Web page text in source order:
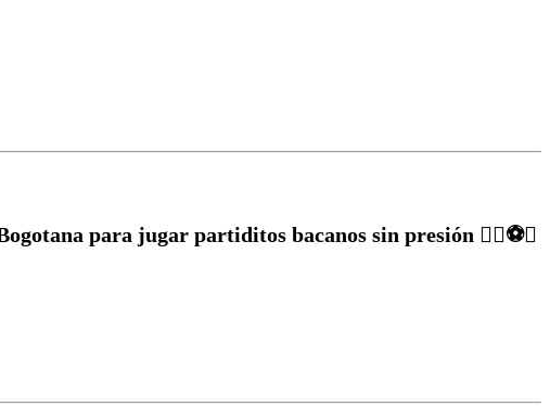
para jugar partiditos bacanos sin presión ✌🏽⚽️🥅